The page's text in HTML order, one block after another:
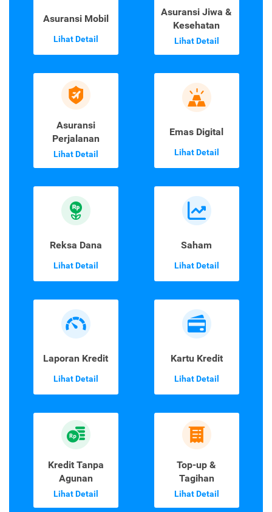
Asuransi Mobil
Lihat Detail
Asuransi Jiwa &
Kesehatan
Lihat Detail
Asuransi
Perjalanan
Lihat Detail
Emas Digital
Lihat Detail
Reksa Dana
Lihat Detail
Saham
Lihat Detail
Laporan Kredit
Lihat Detail
Kartu Kredit
Lihat Detail
Kredit Tanpa
Agunan
Lihat Detail
Top-up &
Tagihan
Lihat Detail